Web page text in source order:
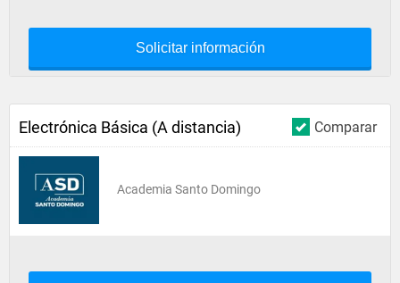
Solicitar información
Comparar
Electrónica Básica (A distancia)
Academia Santo Domingo